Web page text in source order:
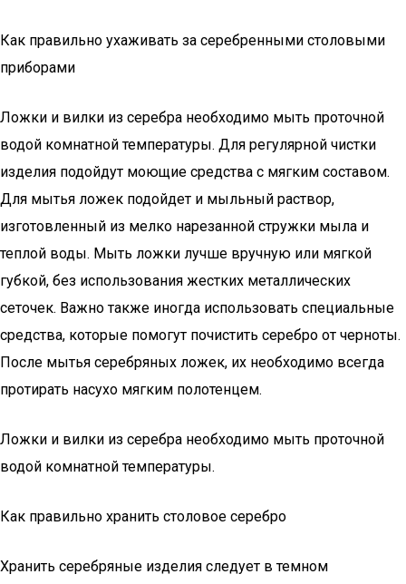
Как правильно ухаживать за серебренными столовыми
приборами
Ложки и вилки из серебра необходимо мыть проточной
водой комнатной температуры. Для регулярной чистки
изделия подойдут моющие средства с мягким составом.
Для мытья ложек подойдет и мыльный раствор,
изготовленный из мелко нарезанной стружки мыла и
теплой воды. Мыть ложки лучше вручную или мягкой
губкой, без использования жестких металлических
сеточек. Важно также иногда использовать специальные
средства, которые помогут почистить серебро от черноты.
После мытья серебряных ложек, их необходимо всегда
протирать насухо мягким полотенцем.
Ложки и вилки из серебра необходимо мыть проточной
водой комнатной температуры.
Как правильно хранить столовое серебро
Хранить серебряные изделия следует в темном